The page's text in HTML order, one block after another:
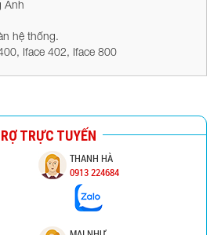
Anh
hệ thống.
Iface 402, Iface 800
TRỰC TUYẾN
THANH HÀ
0913 224684